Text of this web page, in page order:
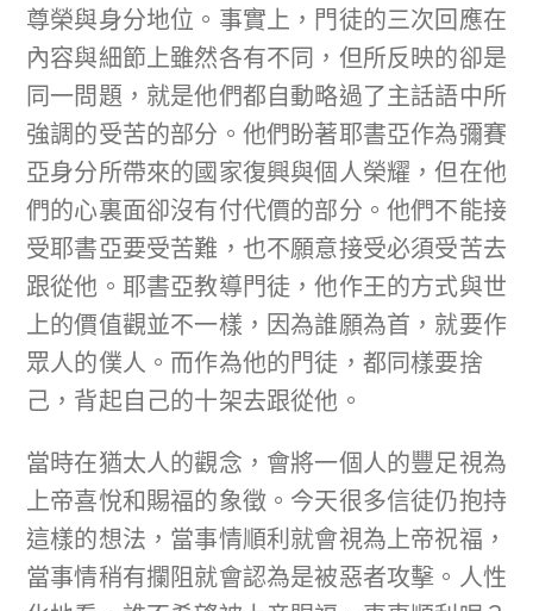
尊榮與身分地位。事實上，門徒的三次回應在
內容與細節上雖然各有不同，但所反映的卻是
同一問題，就是他們都自動略過了主話語中所
強調的受苦的部分。他們盼著耶書亞作為彌賽
亞身分所帶來的國家復興與個人榮耀，但在他
們的心裏面卻沒有付代價的部分。他們不能接
受耶書亞要受苦難，也不願意接受必須受苦去
跟從他。耶書亞教導門徒，他作王的方式與世
上的價值觀並不一樣，因為誰願為首，就要作
眾人的僕人。而作為他的門徒，都同樣要捨
己，背起自己的十架去跟從他。
當時在猶太人的觀念，會將一個人的豐足視為
上帝喜悅和賜福的象徵。今天很多信徒仍抱持
這樣的想法，當事情順利就會視為上帝祝福，
當事情稍有攔阻就會認為是被惡者攻擊。人性